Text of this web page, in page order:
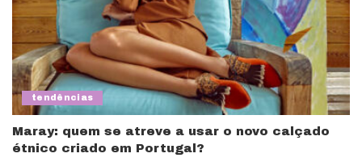
tendências
Maray: quem se atreve a usar o novo calçado
étnico criado em Portugal?